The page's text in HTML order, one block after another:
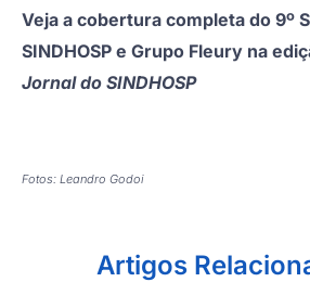
Veja a cobertura completa do 9º
SINDHOSP e Grupo Fleury na
Jornal do SINDHOSP
Fotos: Leandro Godoi
Artigos